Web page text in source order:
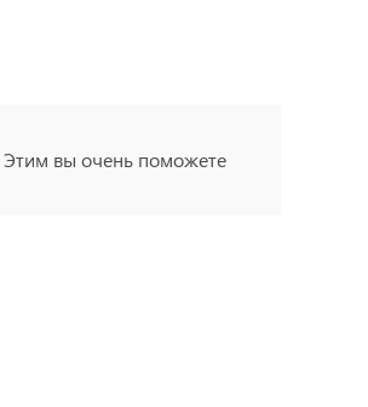
Этим вы очень поможете